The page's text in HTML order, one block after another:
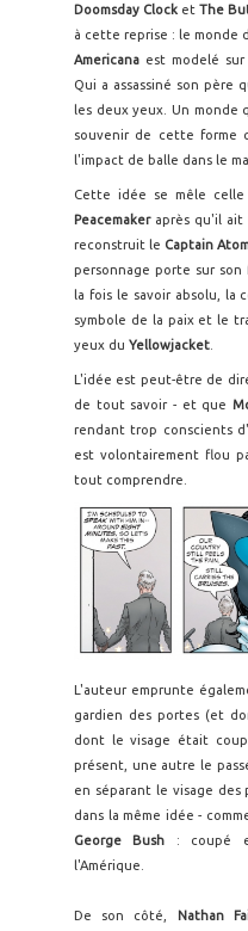
Doomsday Clock et The
à cette reprise : le monde
Americana est modelé
Qui a assassiné son
les deux yeux. Un monde
souvenir de cette forme
l'impact de balle dans le
Cette idée se mêle
Peacemakeraprès qu'il ait
reconstruit le Captain
personnage porte sur
la fois le savoir absolu, la
symbole de la paix et le
yeux du Yellowjacket
L'idée est peut-être de
de tout savoir - et que
rendant trop conscients
est volontairement flou
tout comprendre.
L'auteur emprunte
gardien des portes (et
dont le visage était
présent, une autre le
en séparant le visage des
dans la même idée -
George Bush : coupé
l'Amérique.
De son côté, Nathan